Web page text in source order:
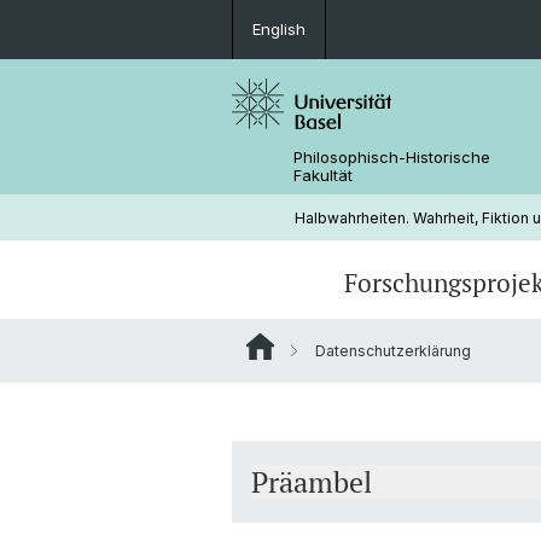
English
Philosophisch-Historische
Fakultät
Halbwahrheiten. Wahrheit,
Hevin Karakurt
Datenschutzerklärung
Präambel